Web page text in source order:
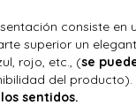
consiste
superior un
rojo, etc., (se
del
sentidos.